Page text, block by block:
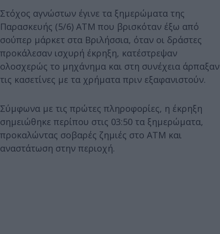
Στόχος αγνώστων έγινε τα ξημερώματα της
Παρασκευής (5/6) ΑΤΜ που βρισκόταν έξω από
σούπερ μάρκετ στα Βριλήσσια, όταν οι δράστες
προκάλεσαν ισχυρή έκρηξη, κατέστρεψαν
ολοσχερώς το μηχάνημα και στη συνέχεια άρπαξαν
τις κασετίνες με τα χρήματα πριν εξαφανιστούν.
Σύμφωνα με τις πρώτες πληροφορίες, η έκρηξη
σημειώθηκε περίπου στις 03:50 τα ξημερώματα,
προκαλώντας σοβαρές ζημιές στο ΑΤΜ και
αναστάτωση στην περιοχή.